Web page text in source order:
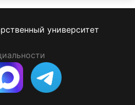
университет